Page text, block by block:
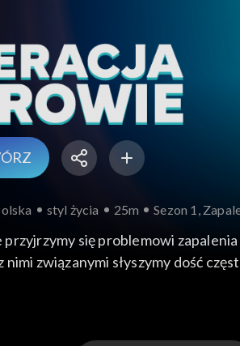
styl życia 25m Sezon 1,
się problemowi
nimi związanymi słyszymy dość
zatok. Nie zdajemy sobie